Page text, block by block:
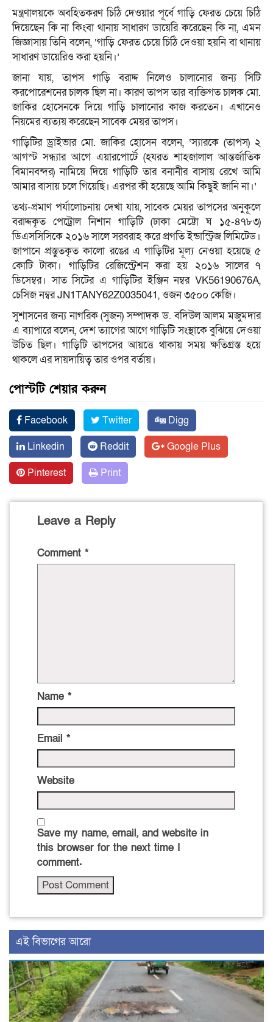
মন্ত্রণালয়কে অবহিতকরণ চিঠি দেওয়ার পূর্বে গাড়ি ফেরত চেয়ে চিঠি
দিয়েছেন কি না কিংবা থানায় সাধারণ ডায়েরি করেছেন কি না, এমন
জিজ্ঞাসায় তিনি বলেন, ‘গাড়ি ফেরত চেয়ে চিঠি দেওয়া হয়নি বা থানায়
সাধারণ ডায়েরিও করা হয়নি।’
জানা যায়, তাপস গাড়ি বরাদ্দ নিলেও চালানোর জন্য সিটি
করপোরেশনের চালক ছিল না। কারণ তাপস তার ব্যক্তিগত চালক মো.
জাকির হোসেনকে দিয়ে গাড়ি চালানোর কাজ করতেন। এখানেও
নিয়মের ব্যত্যয় করেছেন সাবেক মেয়র তাপস।
গাড়িটির ড্রাইভার মো. জাকির হোসেন বলেন, ‘স্যারকে (তাপস) ২
আগস্ট সন্ধ্যার আগে এয়ারপোর্টে (হযরত শাহজালাল আন্তর্জাতিক
বিমানবন্দর) নামিয়ে দিয়ে গাড়িটি তার বনানীর বাসায় রেখে আমি
আমার বাসায় চলে গিয়েছি। এরপর কী হয়েছে আমি কিছুই জানি না।’
তথ্য-প্রমাণ পর্যালোচনায় দেখা যায়, সাবেক মেয়র তাপসের অনুকূলে
বরাদ্দকৃত পেট্রোল নিশান গাড়িটি (ঢাকা মেট্টো ঘ ১৫-৪৭৮৩)
ডিএসসিসিকে ২০১৬ সালে সরবরাহ করে প্রগতি ইন্ডাস্ট্রিজ লিমিটেড।
জাপানে প্রস্তুতকৃত কালো রঙের এ গাড়িটির মূল্য নেওয়া হয়েছে ৫
কোটি টাকা। গাড়িটির রেজিস্ট্রেশন করা হয় ২০১৬ সালের ৭
ডিসেম্বর। সাত সিটের এ গাড়িটির ইঞ্জিন নম্বর VK56190676A,
চেসিজ নম্বর JN1TANY62Z0035041, ওজন ৩৫০০ কেজি।
সুশাসনের জন্য নাগরিক (সুজন) সম্পাদক ড. বদিউল আলম মজুমদার
এ ব্যাপারে বলেন, দেশ ত্যাগের আগে গাড়িটি সংস্থাকে বুঝিয়ে দেওয়া
উচিত ছিল। গাড়িটি তাপসের আয়ত্তে থাকায় সময় ক্ষতিগ্রস্ত হয়ে
থাকলে এর দায়দায়িত্ব তার ওপর বর্তায়।
পোস্টটি শেয়ার করুন
Facebook Twitter
Digg
Linkedin
Reddit
Google Plus
Pinterest
Print
Leave a Reply
Comment *
Name *
Email *
Website
Save my name, email, and website in
this browser for the next time I
comment.
এই বিভাগের আরো